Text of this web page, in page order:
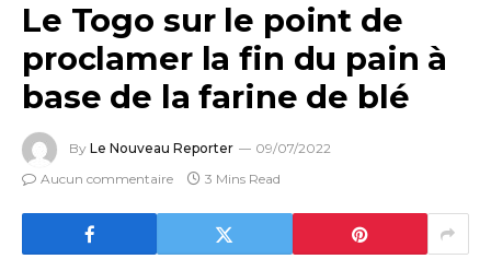
Le Togo sur le point de
proclamer la fin du pain à
base de la farine de blé
By Le Nouveau Reporter
09/07/2022
Aucun commentaire
3 Mins Read